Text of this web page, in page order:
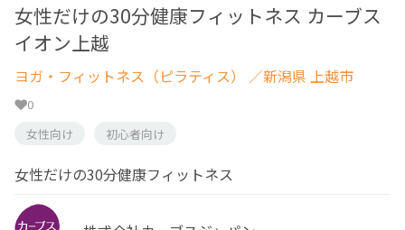
女性だけの30分健康フィットネス カーブス
イオン上越
ヨガ・フィットネス（ピラティス） ／新潟県 上越市
0
女性向け
初心者向け
女性だけの30分健康フィットネス